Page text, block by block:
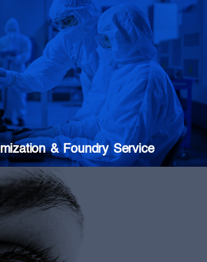
& Foundry Service
& Foundry Services
Epi wafer growth
Chip processing
Custom Packaging
Modules & Subsystems